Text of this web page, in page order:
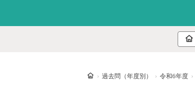
ホーム
過去問（年度別） 令和6年度